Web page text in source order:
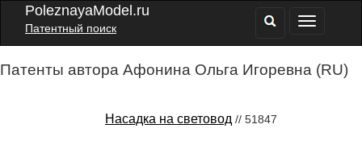
PoleznayaModel.ru
Патентный поиск
Патенты автора Афонина Ольга Игоревна (RU)
Насадка на световод // 51847